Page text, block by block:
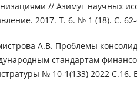
// Азимут научных
2017. Т. 6. № 1 (18). С. 62-
А.В. Проблемы
стандартам
№ 10-1(133) 2022 С.16.